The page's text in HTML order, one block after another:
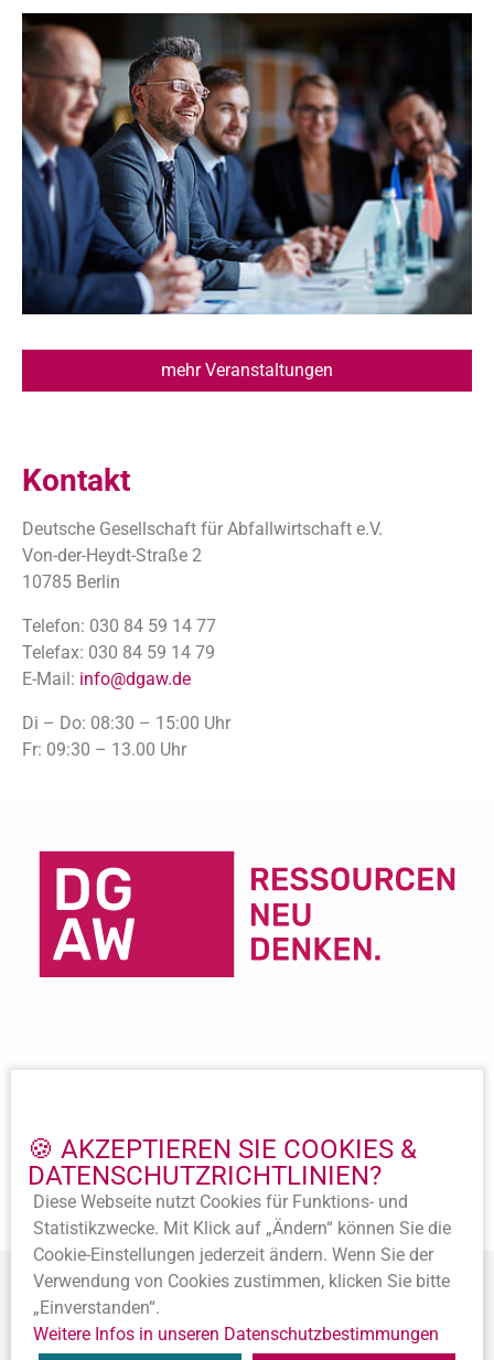
🍪 AKZEPTIEREN SIE COOKIES &
DATENSCHUTZ­RICHTLINIEN?
Diese Webseite nutzt Cookies für Funktions- und
Statistik­zwecke. Mit Klick auf „Ändern“ können Sie die
Cookie-Ein­stellungen jederzeit ändern. Wenn Sie der
Verwendung von Cookies zustimmen, klicken Sie bitte
„Einverstanden“.
Weitere Infos in unseren Datenschutz­bestimmungen
mehr Veranstaltungen
Kontakt
Deutsche Gesellschaft für Abfallwirtschaft e.V.
Von-der-Heydt-Straße 2
10785 Berlin
Telefon: 030 84 59 14 77
Telefax: 030 84 59 14 79
E-Mail: info@dgaw.de
Di – Do: 08:30 – 15:00 Uhr
Fr: 09:30 – 13.00 Uhr
Wichtige Links
Datenschutz
Beitritt
Satzung